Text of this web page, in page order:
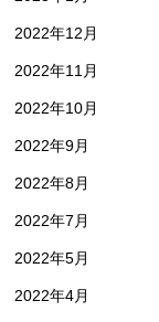
2022年12月
2022年11月
2022年10月
2022年9月
2022年8月
2022年7月
2022年5月
2022年4月